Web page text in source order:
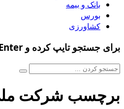
بانک و بیمه
بورس
کشاورزی
برای جستجو تایپ کرده و Enter را بزنید
برچسب شرکت